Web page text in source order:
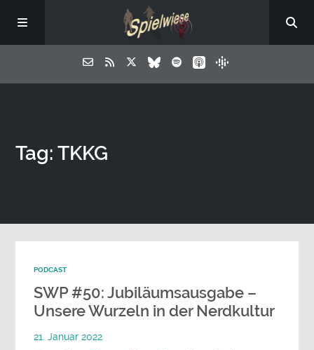
Tag: TKKG
PODCAST
SWP #50: Jubiläumsausgabe –
Unsere Wurzeln in der Nerdkultur
21. Januar 2022